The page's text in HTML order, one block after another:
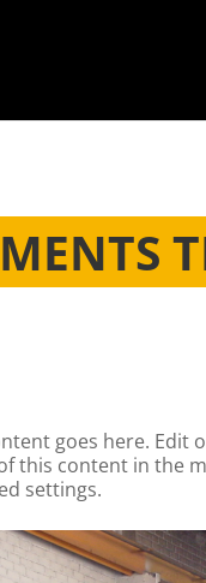
goes here. Edit
this content in the
settings.